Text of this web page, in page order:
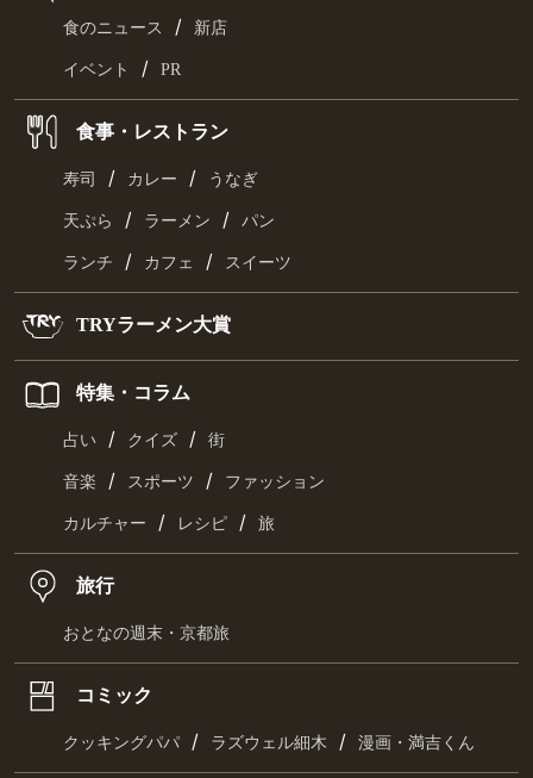
食のニュース / 新店
イベント / PR
食事・レストラン
寿司 / カレー / うなぎ
天ぷら / ラーメン / パン
ランチ / カフェ / スイーツ
TRYラーメン大賞
特集・コラム
占い / クイズ / 街
音楽 / スポーツ / ファッション
カルチャー / レシピ / 旅
旅行
おとなの週末・京都旅
コミック
クッキングパパ / ラズウェル細木 / 漫画・満吉くん